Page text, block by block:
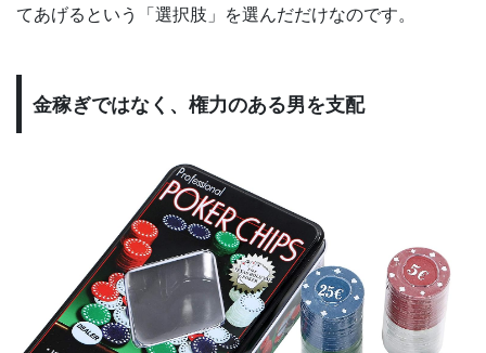
てあげるという「選択肢」を選んだだけなのです。
金稼ぎではなく、権力のある男を支配